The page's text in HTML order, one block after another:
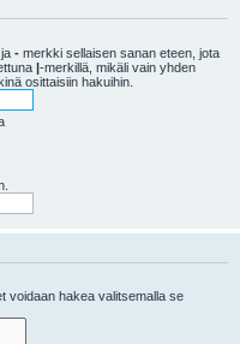
- merkki sellaisen sanan eteen, jota
|-merkillä, mikäli vain yhden
osittaisiin hakuihin.
voidaan hakea valitsemalla se